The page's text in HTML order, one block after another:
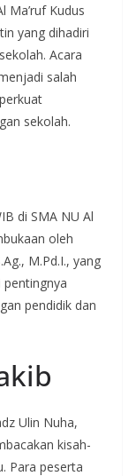
Ma’ruf Kudus
yang dihadiri
Acara
salah
sekolah.
di SMA NU Al
oleh
M.Pd.I., yang
pendidik dan
Ulin Nuha,
kisah-
Para peserta